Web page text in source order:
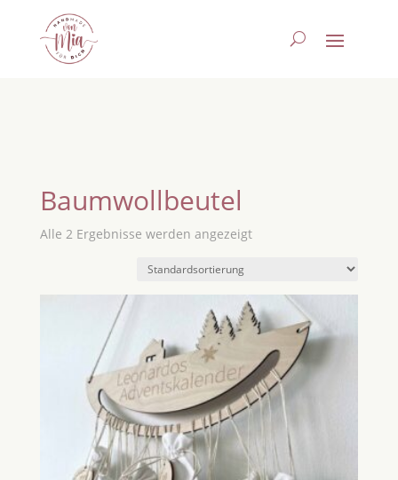
Baumwollbeutel
Alle 2 Ergebnisse werden angezeigt